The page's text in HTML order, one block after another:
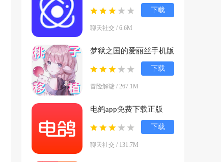
(UniFans)v25101618 官
方正版
聊天社交 / 6.6M
下载
梦狱之国的爱丽丝手机版
下载(夢獄の国的爱丽
丝)v1.0.1 官方版
冒险解谜 / 267.1M
下载
电鸽app免费下载正版
聊天社交 / 131.7M
下载